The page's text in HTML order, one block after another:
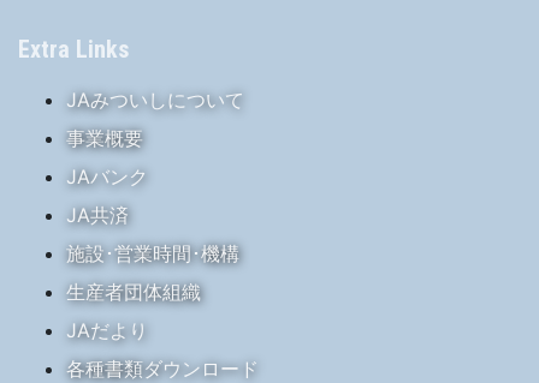
Extra Links
JAみついしについて
事業概要
JAバンク
JA共済
施設･営業時間･機構
生産者団体組織
JAだより
各種書類ダウンロード